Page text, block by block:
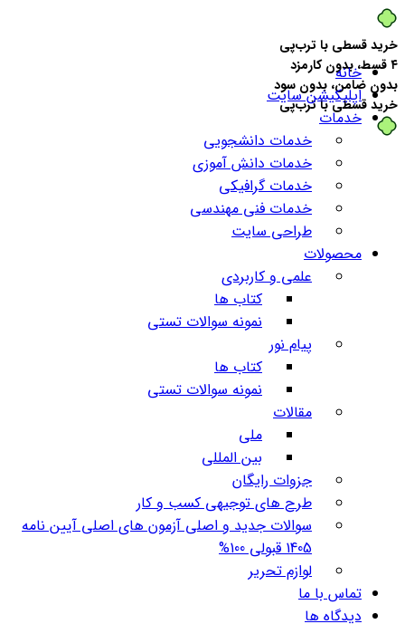
خرید قسطی با ترب‌پی
۴ قسط، بدون کارمزد
بدون ضامن، بدون سود
خرید قسطی با ترب‌پی
خانه
اپلیکیشن سایت
خدمات
خدمات دانشجویی
خدمات دانش آموزی
خدمات گرافیکی
خدمات فنی مهندسی
طراحی سایت
محصولات
علمی و کاربردی
کتاب ها
نمونه سوالات تستی
پیام نور
کتاب ها
نمونه سوالات تستی
مقالات
ملی
بین المللی
جزوات رایگان
طرح های توجیهی کسب و کار
سوالات جدید و اصلی آزمون های اصلی آیین نامه
1405 قبولی 100%
لوازم تحریر
تماس با ما
دیدگاه ها